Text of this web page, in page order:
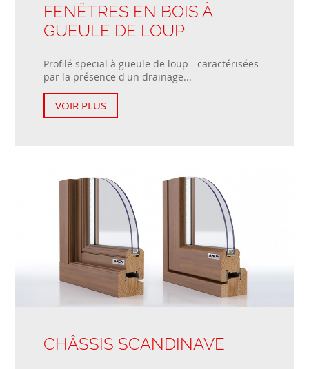
FENÊTRES EN BOIS À
GUEULE DE LOUP
Profilé special à gueule de loup - caractérisées
par la présence d'un drainage...
VOIR PLUS
CHÂSSIS SCANDINAVE